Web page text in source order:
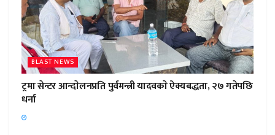
BLAST NEWS
ट्रमा सेन्टर आन्दाेलनप्रति पुर्वमन्त्री यादवकाे ऐक्यबद्धता, २७ गतेपछि
धर्ना